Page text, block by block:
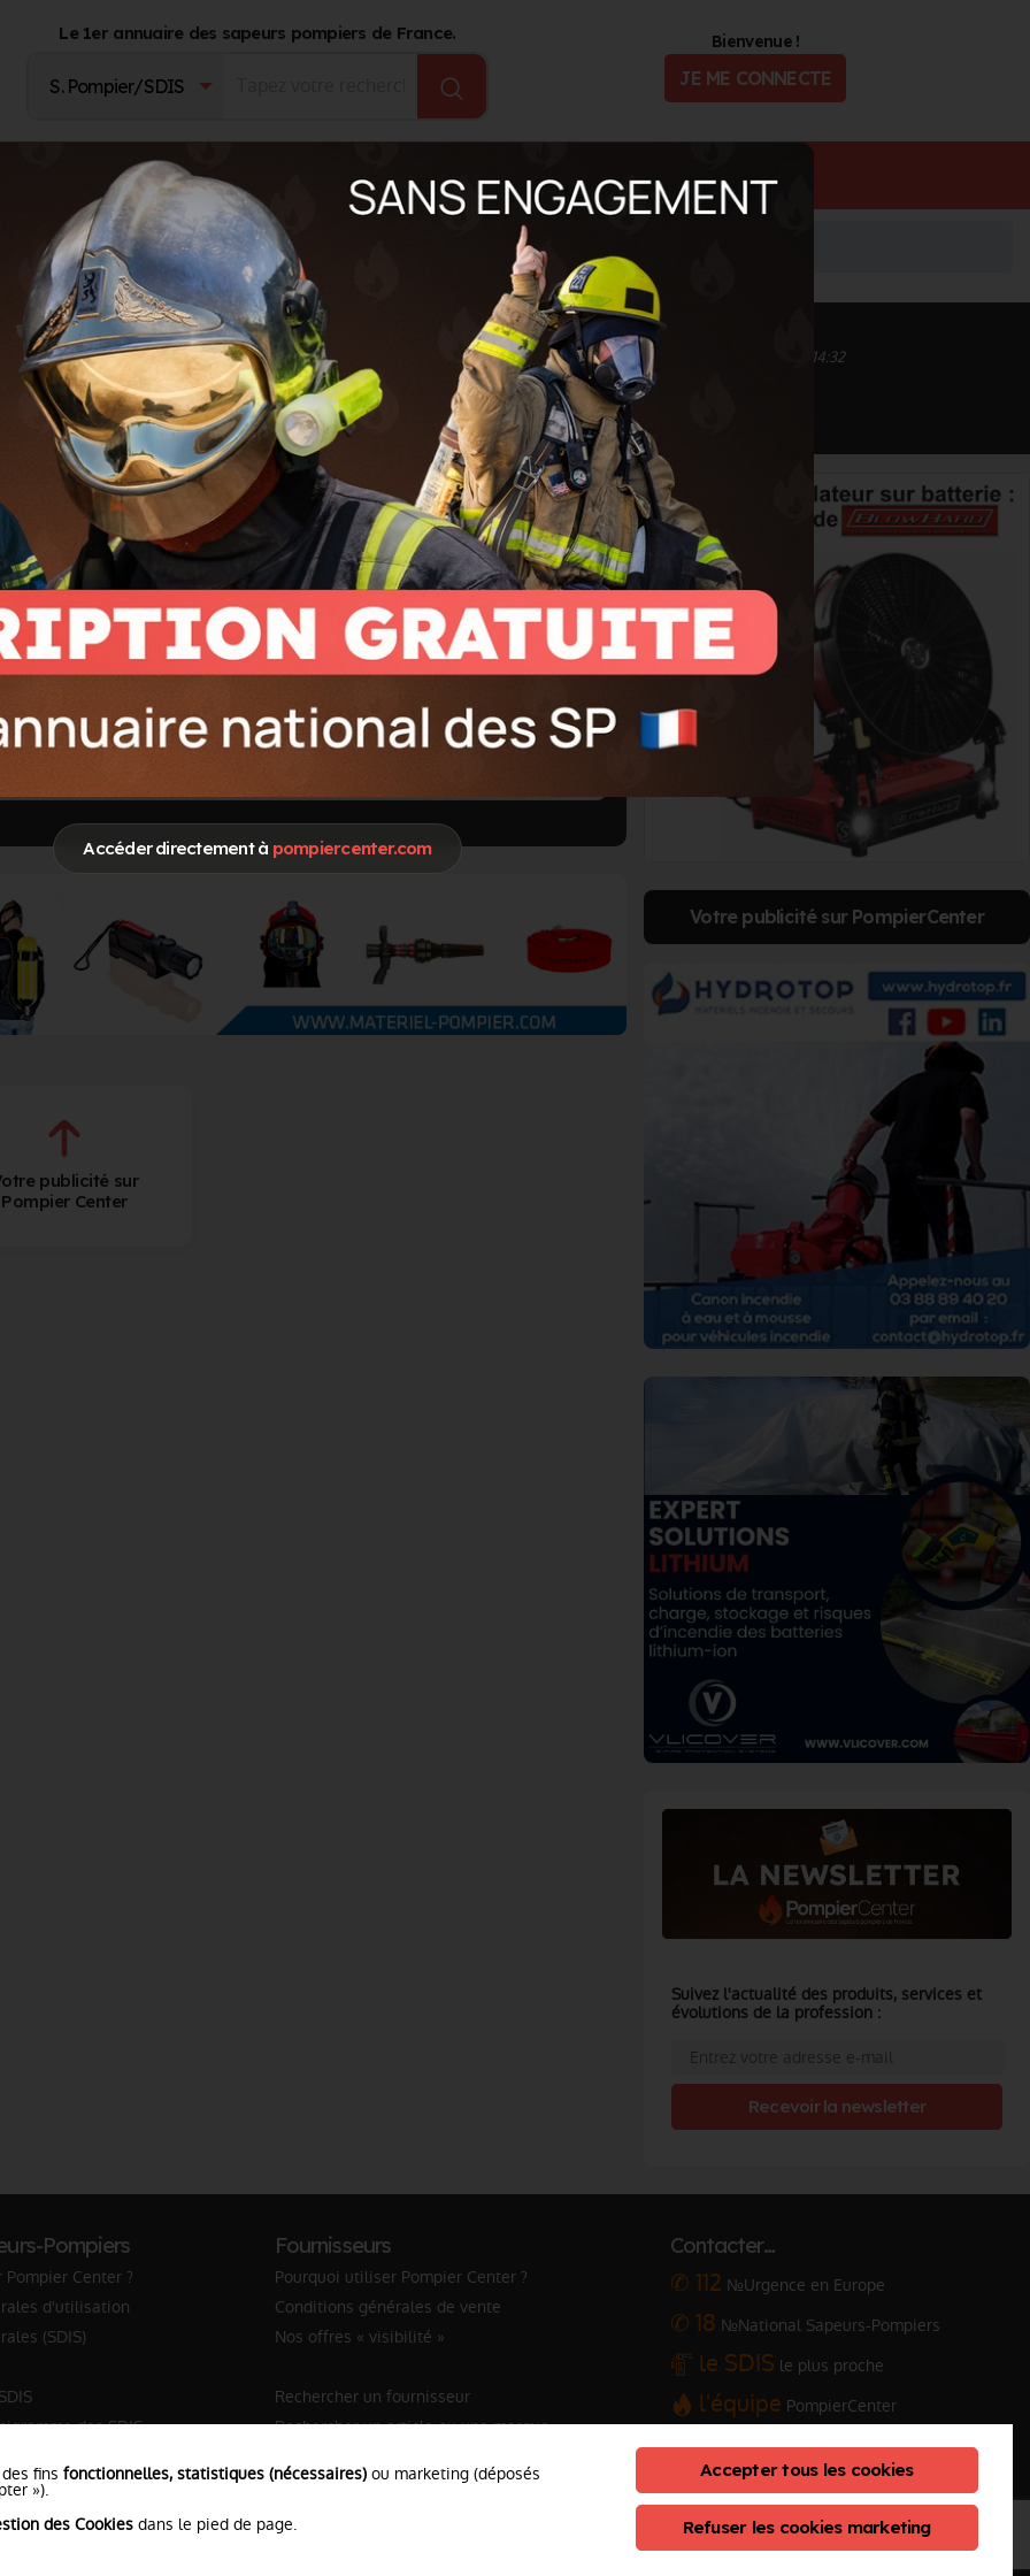
Accéder directement à pompiercenter.com
Le 1er annuaire des sapeurs pompiers de France. Bienvenue !
JE ME CONNECTE
Catalogue Produits Journal d'actualité Offres d'Emploi
Inscrit depuis le 11/09/2020 à 09:53
Informations mises à jour le 15/05/2024 à 14:32
DES SECOURS
publicité sur
Pompier Center
Votre publicité sur PompierCenter
Suivez l'actualité des produits, services et
évolutions de la profession :
Recevoir la newsletter
Pompiers
Center ?
d'utilisation
(SDIS)
des SDIS
Fournisseurs
Pourquoi utiliser Pompier Center ?
Conditions générales de vente
Nos offres « visibilité »
Rechercher un fournisseur
Rechercher un article ou une marque
Contacter…
✆ 112 №Urgence en Europe
✆ 18 №National Sapeurs-Pompiers
le SDIS le plus proche
l'équipe PompierCenter
ClicConnect & Digicalys
fins fonctionnelles, statistiques (nécessaires) ou marketing (déposés
»).
des Cookies dans le pied de page.
Accepter tous les cookies
Refuser les cookies marketing